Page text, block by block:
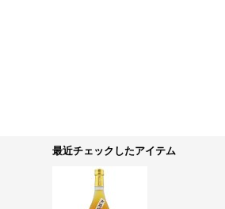
最近チェックしたアイテム